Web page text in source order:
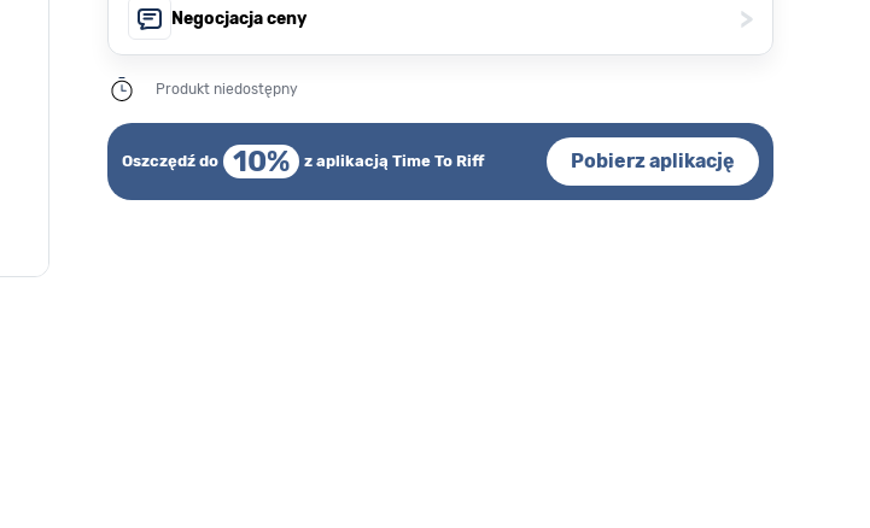
Negocjacja ceny >
Produkt niedostępny
Oszczędź do 10% z aplikacją Time To Riff Pobierz aplikację